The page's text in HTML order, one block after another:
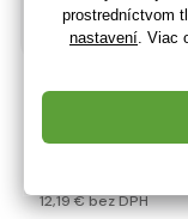
Detský bazén
12,19 €bez DPH